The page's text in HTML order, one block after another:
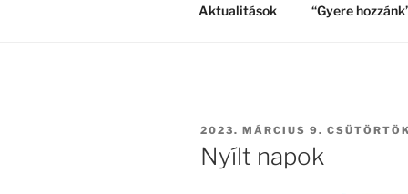
Aktualitások “Gyere
BEKÜLDVE:
2023. MÁRCIUS 9. CSÜTÖRTÖK
Nyílt napok